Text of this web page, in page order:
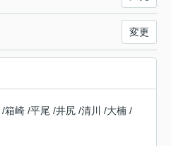
変更
/箱崎 /平尾 /井尻 /清川 /大楠 /